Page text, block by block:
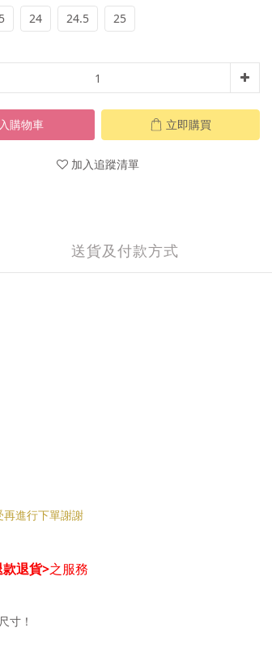
24 24.5 25
購物車 立即購買
加入追蹤清單
送貨及付款方式
再進行下單謝謝
退貨>之服務
寸！